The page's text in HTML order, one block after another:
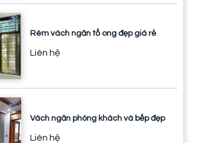
Rèm vách ngăn tổ ong đẹp giá rẻ
Liên hệ
Vách ngăn phòng khách và bếp đẹp
Liên hệ